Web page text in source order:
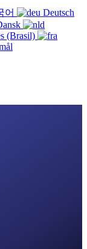
어
Deutsch
(Brasil)